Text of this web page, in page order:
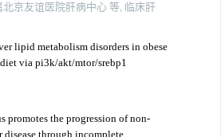
京友谊医院肝病中心 等, 临床肝
lipid metabolism disorders in obese
via pi3k/akt/mtor/srebp1
promotes the progression of non-
through incomplete